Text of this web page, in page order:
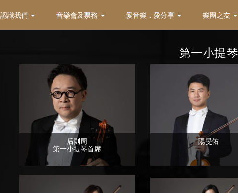
第一小提琴
后則周
第一小提琴首席
陽旻佑
認識我們 音樂會及票務 愛音樂．愛分享 樂團之友